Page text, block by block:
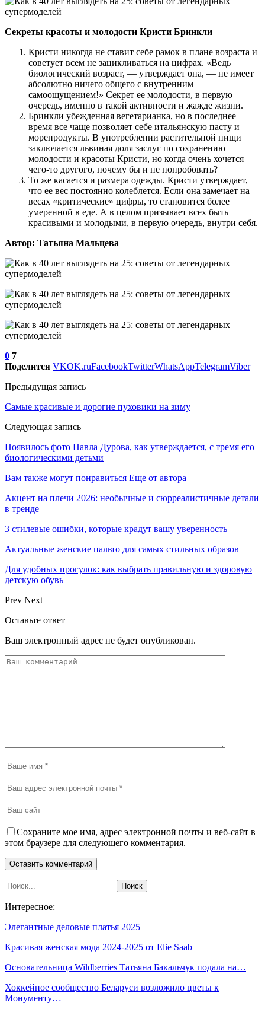
Секреты красоты и молодости Кристи Бринкли
Кристи никогда не ставит себе рамок в плане возраста и
советует всем не зацикливаться на цифрах. «Ведь
биологический возраст, — утверждает она, — не имеет
абсолютно ничего общего с внутренним
самоощущением!» Секрет ее молодости, в первую
очередь, именно в такой активности и жажде жизни.
Бринкли убежденная вегетарианка, но в последнее
время все чаще позволяет себе итальянскую пасту и
морепродукты. В употреблении растительной пищи
заключается львиная доля заслуг по сохранению
молодости и красоты Кристи, но когда очень хочется
чего-то другого, почему бы и не попробовать?
То же касается и размера одежды. Кристи утверждает,
что ее вес постоянно колеблется. Если она замечает на
весах «критические» цифры, то становится более
умеренной в еде. А в целом призывает всех быть
красивыми и молодыми, в первую очередь, внутри себя.
Автор: Татьяна Мальцева
0 7
Поделится VKOK.ruFacebookTwitterWhatsAppTelegramViber
Предыдущая запись
Самые красивые и дорогие пуховики на зиму
Следующая запись
Появилось фото Павла Дурова, как утверждается, с тремя его
биологическими детьми
Вам также могут понравиться Еще от автора
Акцент на плечи 2026: необычные и сюрреалистичные детали
в тренде
3 стилевые ошибки, которые крадут вашу уверенность
Актуальные женские пальто для самых стильных образов
Для удобных прогулок: как выбрать правильную и здоровую
детскую обувь
Prev Next
Оставьте ответ
Ваш электронный адрес не будет опубликован.
Сохраните мое имя, адрес электронной почты и веб-сайт в
этом браузере для следующего комментария.
Интересное:
Элегантные деловые платья 2025
Красивая женская мода 2024-2025 от Elie Saab
Основательница Wildberries Татьяна Бакальчук подала на…
Хоккейное сообщество Беларуси возложило цветы к
Монументу…